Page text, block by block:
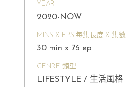
YEAR
2020-NOW
MINS X EPS 每集長度 X 集數
30 min x 76 ep
GENRE 類型
LIFESTYLE / 生活風格